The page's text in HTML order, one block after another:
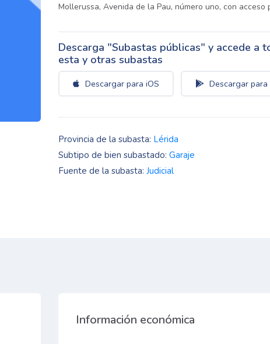
Mollerussa, Avenida de la Pau, número uno, con acceso
Descarga "Subastas públicas" y accede a
esta y otras subastas
Descargar para iOS Descargar
Provincia de la subasta: Lérida
Subtipo de bien subastado: Garaje
Fuente de la subasta: Judicial
Información económica